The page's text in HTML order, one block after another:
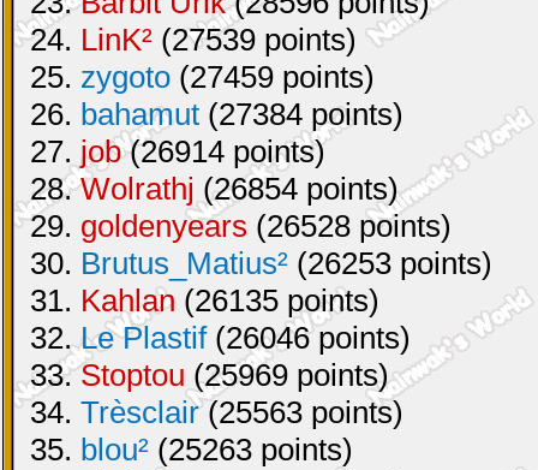
24. LinK² (27539 points)
25. zygoto (27459 points)
26. bahamut (27384 points)
27. job(26914 points)
28.Wolrathj (26854 points)
29. goldenyears (26528 points)
30. Brutus_Matius² (26253 points)
31. Kahlan (26135 points)
32.Le Plastif(26046 points)
33.Stoptou (25969 points)
34. Trèsclair(25563 points)
35. blou² (25263 points)